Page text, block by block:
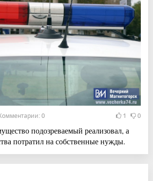
0 1 0
подозреваемый реализовал, а
потратил на собственные нужды.